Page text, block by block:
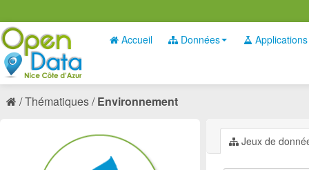
Accueil Données Applications
Thématiques Environnement
Jeux de